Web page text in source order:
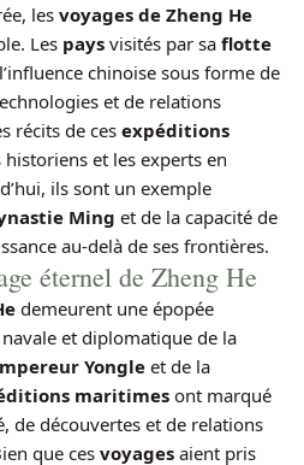
les voyages de Zheng He
Les pays visités par sa flotte
chinoise sous forme de
et de relations
récits de ces expéditions
et les experts en
ils sont un exemple
Ming et de la capacité de
au-delà de ses frontières.
éternel de Zheng He
demeurent une épopée
et diplomatique de la
Yongleet de la
maritimes ont marqué
de découvertes et de relations
que ces voyages aient pris